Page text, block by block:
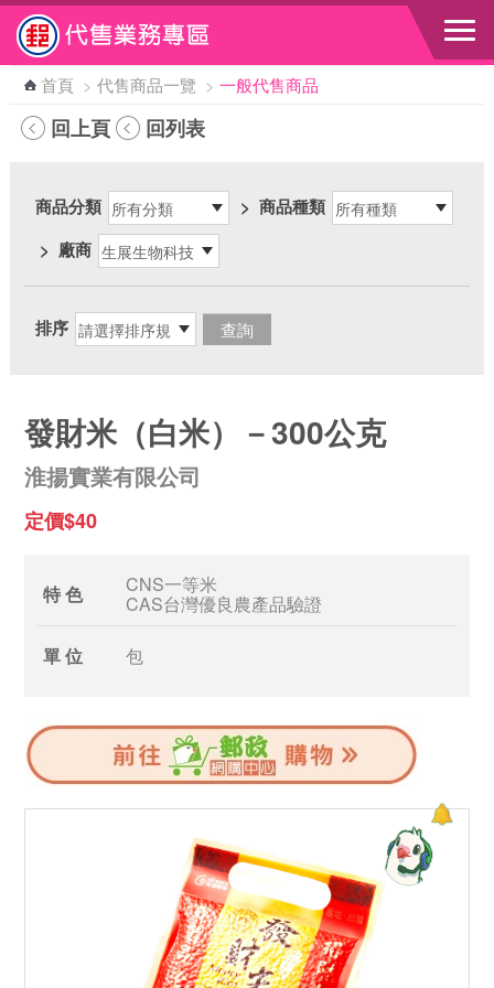
跳到主要內容區塊
首頁 > 代售商品一覽 > 一般代售商品
回上頁 回列表
商品分類 > 商品種類
> 廠商
排序
發財米（白米）－300公克
淮揚實業有限公司
定價$40
特 色 CNS一等米
CAS台灣優良農產品驗證
單 位 包